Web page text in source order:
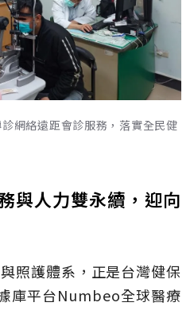
網絡遠距會診服務，落實全民健
與人力雙永續，迎向
照護體系，正是台灣健保
庫平台Numbeo全球醫療